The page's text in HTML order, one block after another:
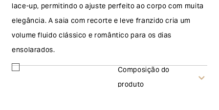
lace-up, permitindo o ajuste perfeito ao corpo com muita
elegância. A saia com recorte e leve franzido cria um
volume fluido clássico e romântico para os dias
ensolarados.
Composição do
produto